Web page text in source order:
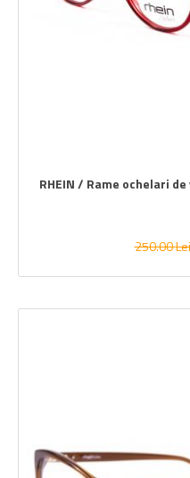
RHEIN / Rame ochelari de
250.00Lei